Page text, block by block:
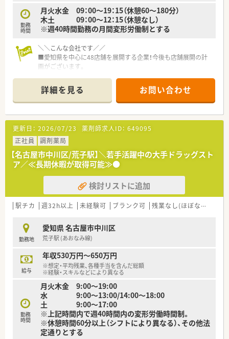
≪おすすめポイント≫
■ワークライフバランス×キャリア形成のしやすさ×高収入で
■薬剤師ひとりひとりにアイパッドを支給し薬歴渋滞は起きま
せん。
■ドラッグストア併設型の店舗も多いですが、調剤業務に専念で
■併設型のほか、調剤専門店舗や病院門前店舗など店舗形態も
様々あります。
■ホールディングスの一員企業でもあり、企業体制は抜群！安心
勤務
時間
月火水金 09：00～19：15（休憩60～180分）
木土 09：00～12：15（休憩なし）
※週40時間勤務の月間変形労働制とする
＼＼こんな会社です／／
■愛知県を中心に48店舗を展開する企業！今後も店舗展開の計
画がございます。
■ドミナント展開で同じエリア内に店舗が複数ある為、転居を伴
う転勤はありません。
■患者様とクリニックの懸け橋として、健康と安心に貢献するマ
ザーカンパニーを目指します。
■社内サークル活動も積極的に行っており社内の横のつながり
を大切にしています。
＼＼こんな方におススメ／／
■～キャリアアップ・様々な業務にチャレンジしたい方！～ 若
手が活躍できる環境があり、頑張った分だけしっかり評価される
環境です。
■～在宅業務に積極的に取り組みたい方！～「地域包括ケアシス
テム」を推進できる薬局として在宅業務に注力しています。
■ワークライフバランスを重視し、月2～3回は週休2.5日となる
ようシフトを調整しています。休日・勤務時間・休憩時間の取り
方は店舗によって異なります。
＼＼充実の設備／／
■最新調剤機器の完備！安心して対人業務に臨める環境づくりを
＼＼充実の研修制度／／
■独自の研修制度「コスモスアカデミープログラム」により、熟
練度合に合わせた密着度の高い教育を実現。
■同じエリアに様々な診療科クリニックの門前薬局を運営して
いる特性を生かして、計画的に様々な診療科の薬局を経験し、幅
詳細を見る お問い合わせ
更新日： 2026/07/23 薬剤師求人ID： 649095
正社員
調剤薬局
【名古屋市中川区/荒子駅】＼若手活躍中の大手ドラッグスト
ア／≪長期休暇が取得可能≫●
検討リストに追加
駅チカ 週32h以上 未経験可 ブランク可 残業なし(ほぼなし含む)
勤務地
愛知県 名古屋市中川区
荒子駅 (あおなみ線)
給与
年収530万円～650万円
※想定・平均残業、各種手当を含んだ総額
※経験・スキルなどにより異なる
勤務
時間
月火木金 9:00～19:00
水 9:00～13:00/14:00～18:00
土 9:00～17:00
※上記時間内で週40時間内の変形労働時間制。
※休憩時間60分以上（シフトにより異なる）、その他法
定通りとする